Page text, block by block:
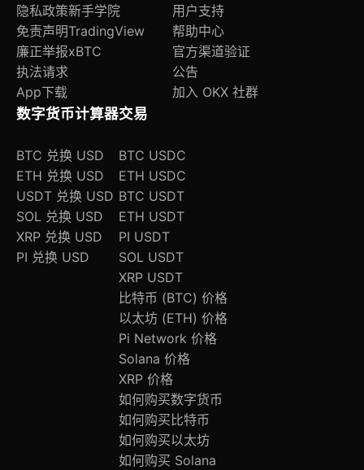
隐私政策
免责声明
廉正举报
执法请求
App下载
新手学院
TradingView
xBTC
用户支持
帮助中心
官方渠道验证
公告
加入 OKX 社群
数字货币计算器
BTC 兑换 USD
ETH 兑换 USD
USDT 兑换 USD
SOL 兑换 USD
XRP 兑换 USD
PI 兑换 USD
交易
BTC USDC
ETH USDC
BTC USDT
ETH USDT
PI USDT
SOL USDT
XRP USDT
比特币 (BTC) 价格
以太坊 (ETH) 价格
Pi Network 价格
Solana 价格
XRP 价格
如何购买数字货币
如何购买比特币
如何购买以太坊
如何购买 Solana